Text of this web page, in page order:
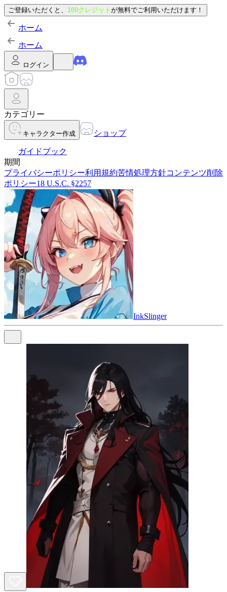
ご登録いただくと、 100クレジットが無料でご利用いただけます！
ホーム
ホーム
ログイン
カテゴリー
キャラクター作成 ショップ
ガイドブック
期間
プライバシーポリシー利用規約苦情処理方針コンテンツ削除
ポリシー18 U.S.C. §2257
InkSlinger